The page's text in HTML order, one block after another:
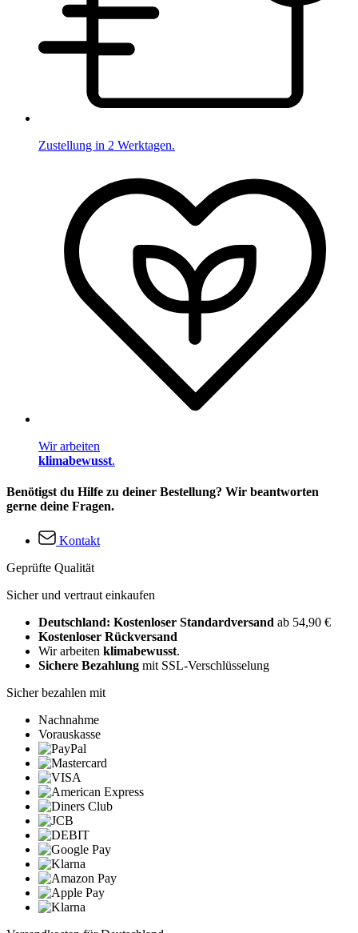
Zustellung in 2 Werktagen.
Wir arbeiten
klimabewusst.
Benötigst du Hilfe zu deiner Bestellung? Wir beantworten
gerne deine Fragen.
Kontakt
Geprüfte Qualität
Sicher und vertraut einkaufen
Deutschland: Kostenloser Standardversand ab 54,90 €
Kostenloser Rückversand
Wir arbeiten klimabewusst.
Sichere Bezahlung mit SSL-Verschlüsselung
Sicher bezahlen mit
Nachnahme
Vorauskasse